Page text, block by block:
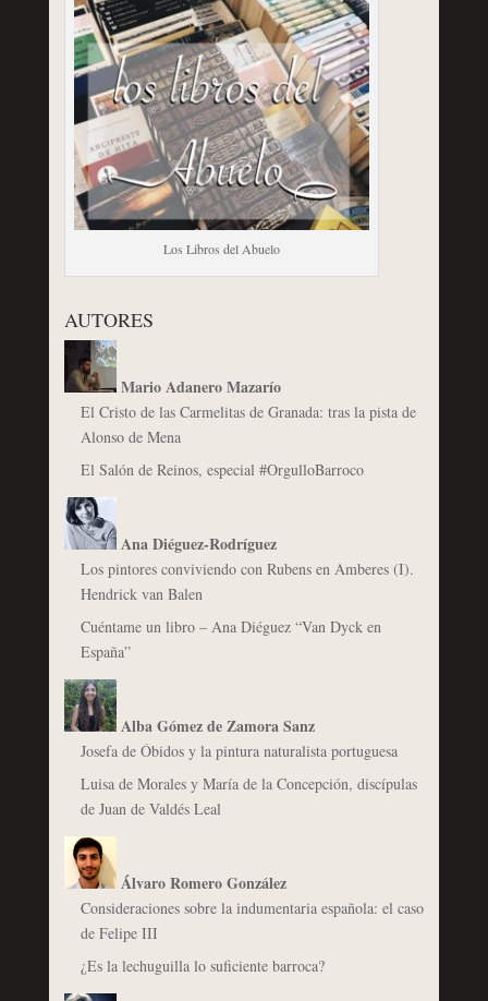
Los Libros del Abuelo
AUTORES
Mario Adanero Mazarío
El Cristo de las Carmelitas de Granada: tras la pista de
Alonso de Mena
El Salón de Reinos, especial #OrgulloBarroco
Ana Diéguez-Rodríguez
Los pintores conviviendo con Rubens en Amberes (I).
Hendrick van Balen
Cuéntame un libro – Ana Diéguez “Van Dyck en
España”
Alba Gómez de Zamora Sanz
Josefa de Óbidos y la pintura naturalista portuguesa
Luisa de Morales y María de la Concepción, discípulas
de Juan de Valdés Leal
Álvaro Romero González
Consideraciones sobre la indumentaria española: el caso
de Felipe III
¿Es la lechuguilla lo suficiente barroca?